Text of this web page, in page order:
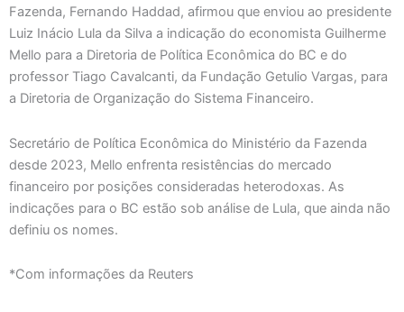
Fazenda, Fernando Haddad, afirmou que enviou ao presidente
Luiz Inácio Lula da Silva a indicação do economista Guilherme
Mello para a Diretoria de Política Econômica do BC e do
professor Tiago Cavalcanti, da Fundação Getulio Vargas, para
a Diretoria de Organização do Sistema Financeiro.
Secretário de Política Econômica do Ministério da Fazenda
desde 2023, Mello enfrenta resistências do mercado
financeiro por posições consideradas heterodoxas. As
indicações para o BC estão sob análise de Lula, que ainda não
definiu os nomes.
*Com informações da Reuters